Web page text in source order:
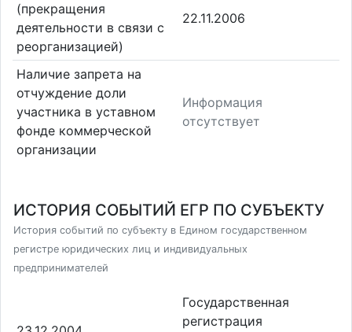
(прекращения
деятельности в связи с
реорганизацией)
22.11.2006
Наличие запрета на
отчуждение доли
участника в уставном
фонде коммерческой
организации
Информация
отсутствует
ИСТОРИЯ СОБЫТИЙ ЕГР ПО СУБЪЕКТУ
История событий по субъекту в Едином государственном
регистре юридических лиц и индивидуальных
предпринимателей
Государственная
регистрация